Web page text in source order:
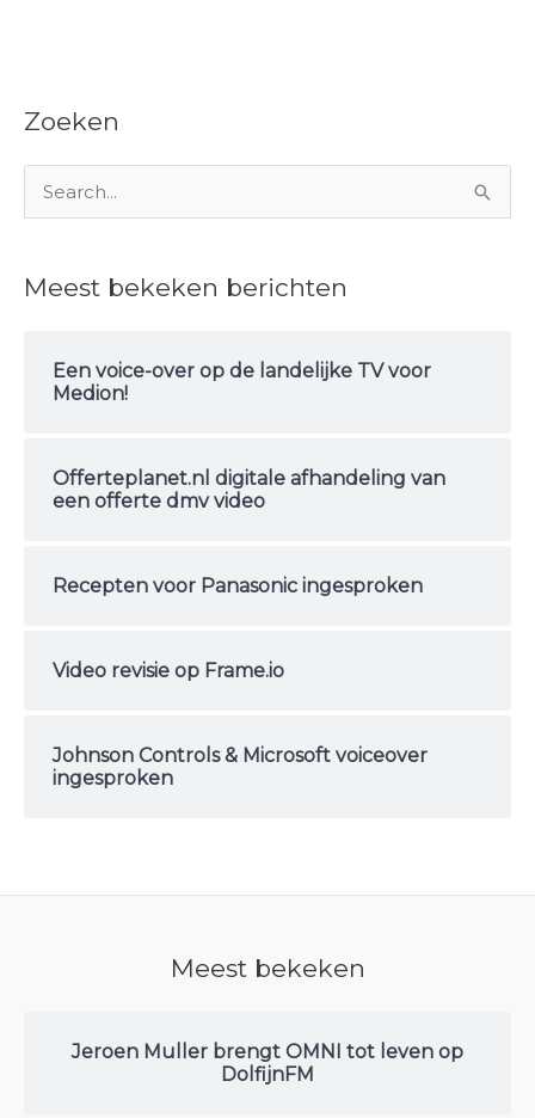
Zoeken
Meest bekeken berichten
Een voice-over op de landelijke TV voor
Medion!
Offerteplanet.nl digitale afhandeling van
een offerte dmv video
Recepten voor Panasonic ingesproken
Video revisie op Frame.io
Johnson Controls & Microsoft voiceover
ingesproken
Meest bekeken
Jeroen Muller brengt OMNI tot leven op
DolfijnFM